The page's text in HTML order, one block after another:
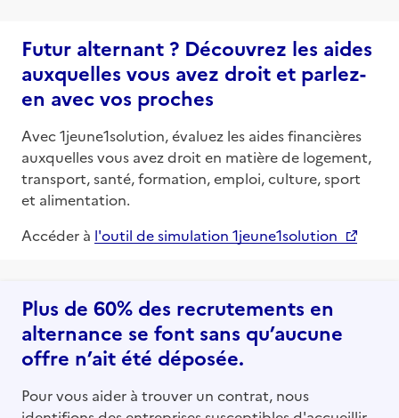
Futur alternant ? Découvrez les aides
auxquelles vous avez droit et parlez-
en avec vos proches
Avec 1jeune1solution, évaluez les aides financières
auxquelles vous avez droit en matière de logement,
transport, santé, formation, emploi, culture, sport
et alimentation.
Accéder à l'outil de simulation 1jeune1solution
Plus de 60% des recrutements en
alternance se font sans qu’aucune
offre n’ait été déposée.
Pour vous aider à trouver un contrat, nous